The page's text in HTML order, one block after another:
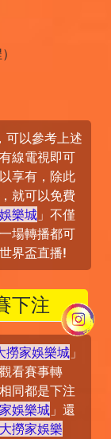
可以參考上述
線電視即可
享有，除此
就可以免費
樂城 」不僅
場轉播都可
界盃直播!
下注
撈家娛樂城 」
看賽事轉
同都是下注
娛樂城 」還
大撈家娛樂